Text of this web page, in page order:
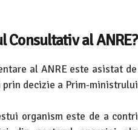
Consultativ al ANRE?
al ANRE este asistat
decizie a Prim-
organism este de a